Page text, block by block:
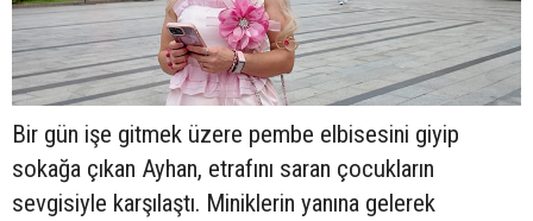
Bir gün işe gitmek üzere pembe elbisesini giyip
sokağa çıkan Ayhan, etrafını saran çocukların
sevgisiyle karşılaştı. Miniklerin yanına gelerek